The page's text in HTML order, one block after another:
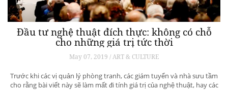
Đầu tư nghệ thuật đích thực: không có chỗ
cho những giá trị tức thời
May 07, 2019 / ART & CULTURE
Trước khi các vị quản lý phòng tranh, các giám tuyển và nhà sưu tầm
cho rằng bài viết này sẽ làm mất đi tính giá trị của nghệ thuật, hay các